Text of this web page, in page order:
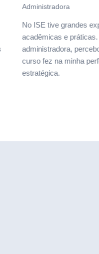
Administradora
No ISE tive grandes
acadêmicas e práticas.
administradora, percebo a
curso fez na minha
estratégica.